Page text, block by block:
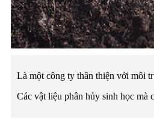
Là một công ty thân thiện với môi
Các vật liệu phân hủy sinh học